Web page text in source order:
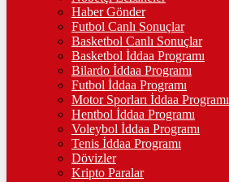
ÇEYREK ALTIN
10.707,00%0,70
TAM ALTIN
42.644,00%0,69
%0,43
Haber Gönder
Futbol Canlı Sonuçlar
Basketbol Canlı Sonuçlar
Basketbol İddaa Programı
Bilardo İddaa Programı
Futbol İddaa Programı
Motor Sporları İddaa Programı
Hentbol İddaa Programı
Voleybol İddaa Programı
Tenis İddaa Programı
Dövizler
Kripto Paralar